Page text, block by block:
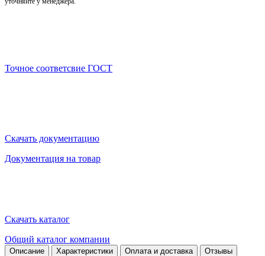
Точное соответсвие ГОСТ
Скачать документацию
Документация на товар
Скачать каталог
Общий каталог компании
Описание Характеристики Оплата и доставка Отзывы